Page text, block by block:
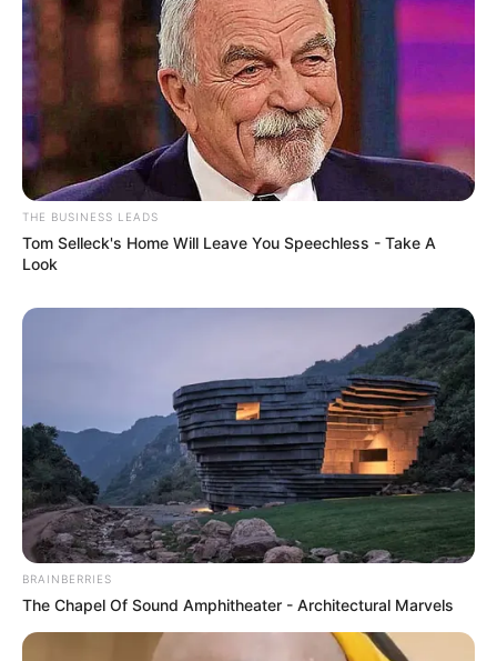
Participe do nosso grupo do
WhatsApp!
Fique informado em tempo real sobre as principais
notícias de Paraguaçu Paulista e região
Clique aqui para entrar no grupo
THE BUSINESS LEADS
Tom Selleck's Home Will Leave You Speechless - Take A
Look
BRAINBERRIES
The Chapel Of Sound Amphitheater - Architectural Marvels